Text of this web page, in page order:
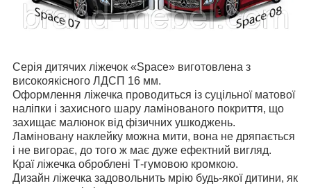
Серія дитячих ліжечок «Space» виготовлена з
високоякісного ЛДСП 16 мм.
Оформлення ліжечка проводиться із суцільної матової
наліпки і захисного шару ламінованого покриття, що
захищає малюнок від фізичних ушкоджень.
Ламіновану наклейку можна мити, вона не дряпається
і не вигорає, до того ж має дуже ефектний вигляд.
Краї ліжечка оброблені Т-гумовою кромкою.
Дизайн ліжечка задовольнить мрію будь-якої дитини, як